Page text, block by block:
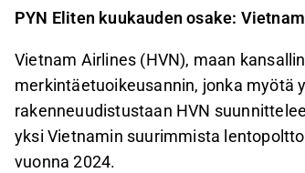
PYN Eliten kuukauden osake:
Vietnam Airlines (HVN), maan
merkintäetuoikeusannin, jonka myötä
rakenneuudistustaan HVN
yksi Vietnamin suurimmista
vuonna 2024.